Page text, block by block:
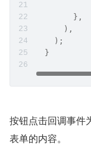
        },
      ),
    );
  }
按钮点击回调事件
表单的内容。